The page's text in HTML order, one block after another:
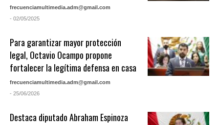
frecuenciamultimedia.adm@gmail.com
- 02/05/2025
Para garantizar mayor protección
legal, Octavio Ocampo propone
fortalecer la legítima defensa en casa
frecuenciamultimedia.adm@gmail.com
- 25/06/2026
Destaca diputado Abraham Espinoza